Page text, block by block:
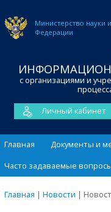
Министерство науки и
Федерации
с организациями и
Личный кабинет
Главная
Документы и
Часто задаваемые
Главная | Новости |